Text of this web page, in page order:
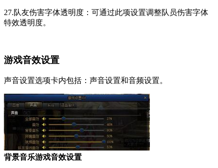
27.队友伤害字体透明度：可通过此项设置调整队员伤害字体
特效透明度。
游戏音效设置
声音设置选项卡内包括：声音设置和音频设置。
背景音乐游戏音效设置